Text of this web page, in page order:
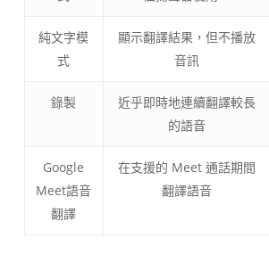
純文字模
式
顯示翻譯結果，但不播放
音訊
錄製
近乎即時地連續翻譯較長
的語音
Google
Meet語音
翻譯
在支援的 Meet 通話期間
翻譯語音